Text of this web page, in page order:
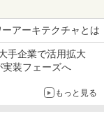
アーキテクチャとは
手企業で活用拡大
装フェーズへ
もっと見る